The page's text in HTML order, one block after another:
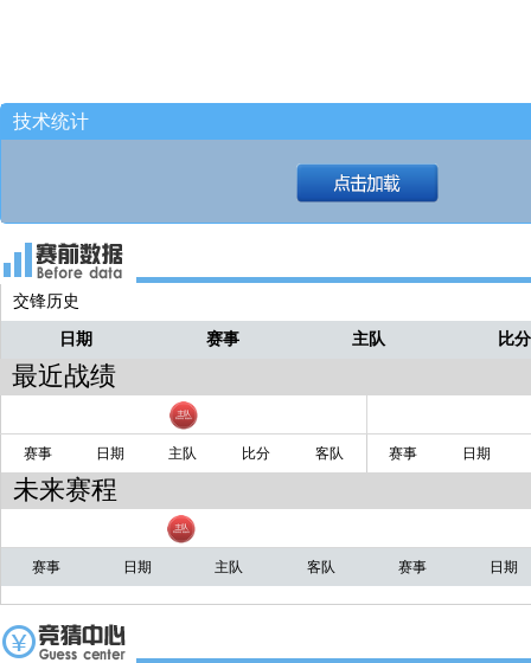
技术统计
交锋历史
日期 赛事 主队 比分
最近战绩
赛事 日期 主队 比分 客队 赛事 日期
未来赛程
赛事 日期 主队 客队 赛事 日期